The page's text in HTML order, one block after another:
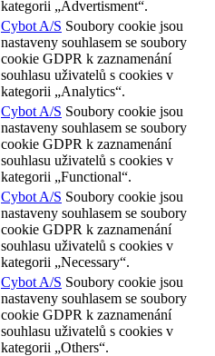
kategorii „Advertisment“.
Cybot A/S Soubory cookie jsou
nastaveny souhlasem se soubory
cookie GDPR k zaznamenání
souhlasu uživatelů s cookies v
kategorii „Analytics“.
Cybot A/S Soubory cookie jsou
nastaveny souhlasem se soubory
cookie GDPR k zaznamenání
souhlasu uživatelů s cookies v
kategorii „Functional“.
Cybot A/S Soubory cookie jsou
nastaveny souhlasem se soubory
cookie GDPR k zaznamenání
souhlasu uživatelů s cookies v
kategorii „Necessary“.
Cybot A/S Soubory cookie jsou
nastaveny souhlasem se soubory
cookie GDPR k zaznamenání
souhlasu uživatelů s cookies v
kategorii „Others“.